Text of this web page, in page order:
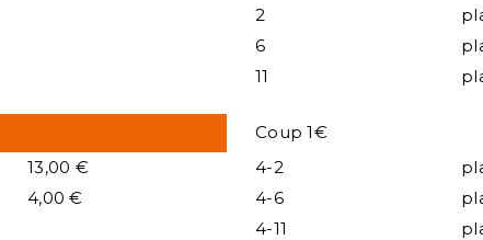
2
6
11
13,00 €
4,00 €
Coup 1€
4-2
4-6
4-11